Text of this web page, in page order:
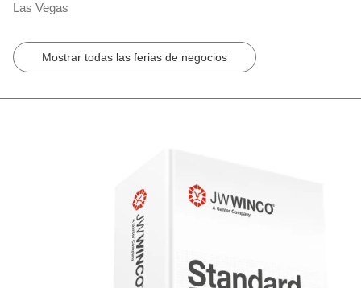
Las Vegas
Mostrar todas las ferias de negocios